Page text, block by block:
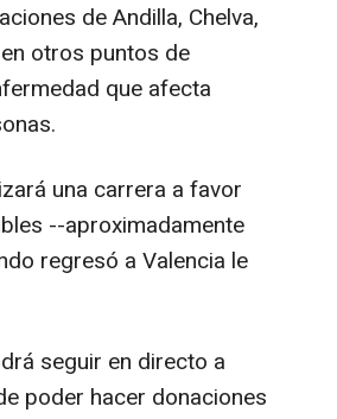
de Andilla, Chelva,
otros puntos de
que afecta
una carrera a favor
--aproximadamente
regresó a Valencia le
seguir en directo a
poder hacer donaciones